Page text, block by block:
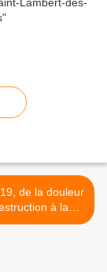
de la douleur
à la
d’un sens à